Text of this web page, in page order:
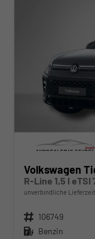
Volkswagen
unverbindliche
Fahrzeugnr. 106749
Kraftstoff Benzin